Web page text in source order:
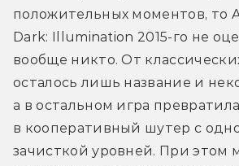
положительных моментов, то
Dark: Illumination 2015-го не
вообще никто. От
осталось лишь название и
а в остальном игра
в кооперативный шутер с
зачисткой уровней. При этом